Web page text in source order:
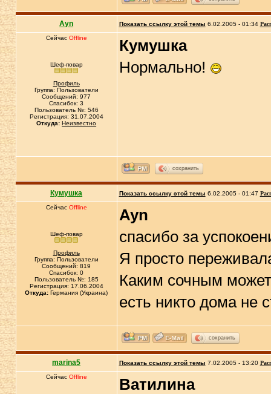
Ayn Показать ссылку этой темы 6.02.2005 - 01:34
Сейчас Offline
Шеф-повар
Профиль
Группа: Пользователи
Сообщений: 977
Спасибок: 3
Пользователь №: 546
Регистрация: 31.07.2004
Откуда: Неизвестно
Кумушка
Нормально!
сохранить
Кумушка Показать ссылку этой темы 6.02.2005 - 01:47
Сейчас Offline
Шеф-повар
Профиль
Группа: Пользователи
Сообщений: 819
Спасибок: 0
Пользователь №: 185
Регистрация: 17.06.2004
Откуда: Германия (Украина)
Ayn
спасибо за
Я просто
Каким сочным
есть никто дома не
сохранить
marina5 Показать ссылку этой темы 7.02.2005 - 13:20
Сейчас Offline Ватилина